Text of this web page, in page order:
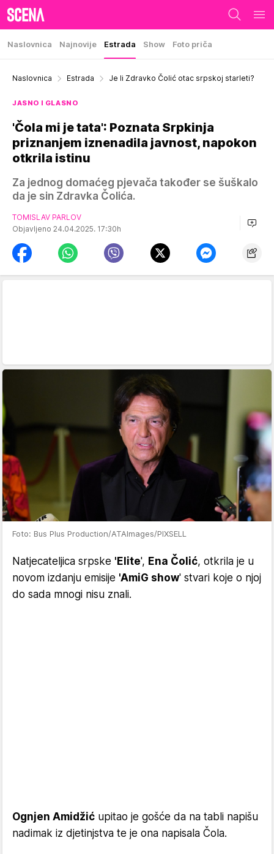
Naslovnica Najnovije Estrada Show Foto priča
Naslovnica Estrada Je li Zdravko Čolić otac srpskoj starleti?
JASNO I GLASNO
'Čola mi je tata': Poznata Srpkinja
priznanjem iznenadila javnost, napokon
otkrila istinu
Za jednog domaćeg pjevača također se šuškalo
da je sin Zdravka Čolića.
TOMISLAV PARLOV
Objavljeno 24.04.2025. 17:30h
Foto: Bus Plus Production/ATAImages/PIXSELL
Natjecateljica srpske 'Elite', Ena Čolić, otkrila je u
novom izdanju emisije 'AmiG show' stvari koje o njoj
do sada mnogi nisu znali.
Ognjen Amidžić upitao je gošće da na tabli napišu
nadimak iz djetinjstva te je ona napisala Čola.